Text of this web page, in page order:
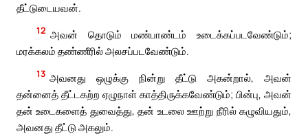
தீட்டுடையவன்.
12 அவன் தொடும் மண்பாண்டம் உடைக்கப்படவேண்டும்;
மரக்கலம் தண்ணீரில் அலசப்படவேண்டும்.
13 அவனது ஒழுக்கு நின்று தீட்டு அகன்றால், அவன்
தன்னைத் தீட்டகற்ற ஏழுநாள் காத்திருக்கவேண்டும்; பின்பு, அவன்
தன் உடைகளைத் துவைத்து, தன் உடலை ஊற்று நீரில் கழுவியதும்,
அவனது தீட்டு அகலும்.